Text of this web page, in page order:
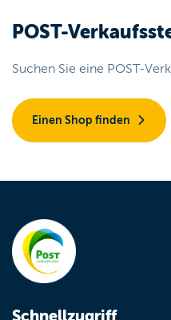
POST-
Suchen Sie eine POST-
Einen Shop finden